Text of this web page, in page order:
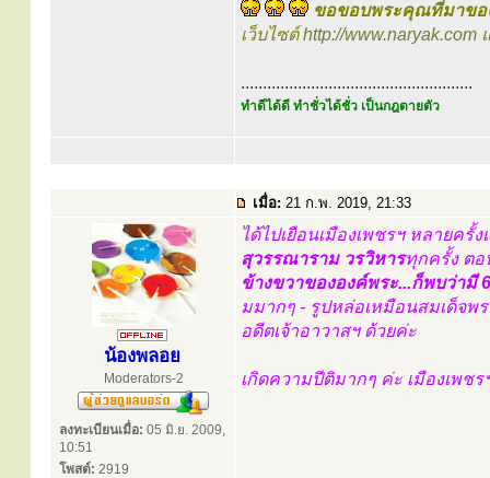
ขอขอบพระคุณที่มาขอ
เว็บไซต์http://www.naryak.com
.....................................................
ทำดีได้ดี ทำชั่วได้ชั่ว เป็นกฎตายตัว
เมื่อ: 21 ก.พ. 2019, 21:33
น้องพลอย
Moderators-2
ลงทะเบียนเมื่อ: 05 มิ.ย. 2009,
10:51
โพสต์: 2919
ได้ไปเยือนเมืองเพชรฯ หลายครั้
สุวรรณาราม วรวิหารทุกครั้ง ตอ
ข้างขวาขององค์พระ...ก็พบว่ามี
มมากๆ - รูปหล่อเหมือนสมเด็จพ
อดีตเจ้าอาวาสฯ ด้วยค่ะ
เกิดความปีติมากๆ ค่ะ เมืองเพช